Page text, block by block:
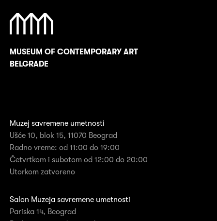
MUSEUM OF CONTEMPORARY ART
BELGRADE
Muzej savremene umetnosti
Ušće 10, blok 15, 11070 Beograd
Radno vreme: od 11:00 do 19:00
Četvrtkom i subotom od 12:00 do 20:00
Utorkom zatvoreno
Salon Muzeja savremene umetnosti
Pariska 14, Beograd